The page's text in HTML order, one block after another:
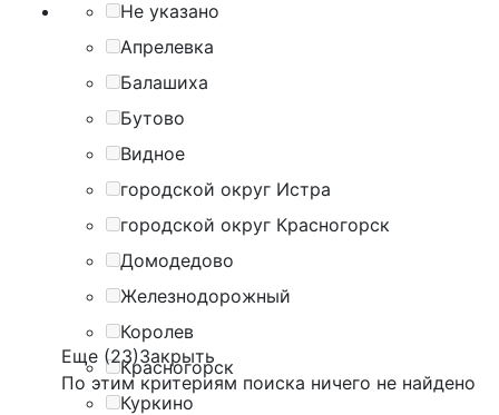
Не указано
Апрелевка
Балашиха
Бутово
Видное
городской округ Истра
городской округ Красногорск
Домодедово
Железнодорожный
Королев
Красногорск
Куркино
Еще (23)Закрыть
По этим критериям поиска ничего не найдено